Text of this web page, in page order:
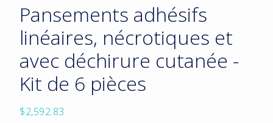
Pansements adhésifs
linéaires, nécrotiques et
avec déchirure cutanée -
Kit de 6 pièces
$2,592.83